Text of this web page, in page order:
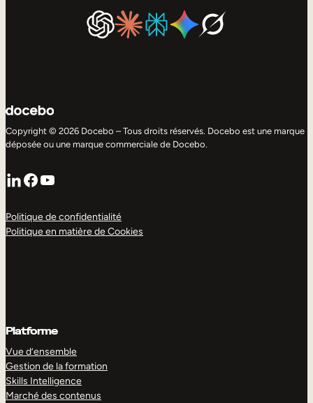
Copyright © 2026 Docebo – Tous droits réservés. Docebo est une marque
déposée ou une marque commerciale de Docebo.
LinkedIn
Facebook
YouTube
Politique de confidentialité
Politique en matière de Cookies
Platforme
Vue d’ensemble
Gestion de la formation
Skills Intelligence
Marché des contenus